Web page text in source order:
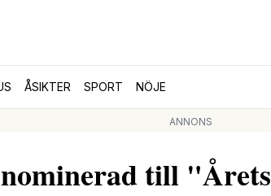
ÅSIKTER SPORT NÖJE
ANNONS
till